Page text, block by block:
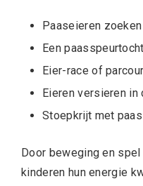
Paaseieren
Een
Eier-race of
Eieren versieren in
Stoepkrijt met
Door beweging en
kinderen hun energie